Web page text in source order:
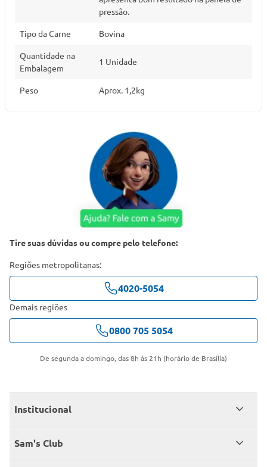
pressão.
Tipo da Carne Bovina
Quantidade na
Embalagem
1 Unidade
Peso Aprox. 1,2kg
Tire suas dúvidas ou compre pelo telefone:
Regiões metropolitanas:
4020-5054
Demais regiões
0800 705 5054
De segunda a domingo, das 8h às 21h (horário de Brasília)
Institucional
Quem somos
Sam's Club